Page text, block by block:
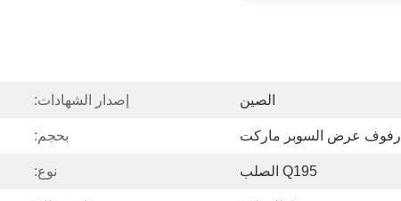
الصين إصدار الشهادات:
رفوف عرض السوبر ماركت بحجم:
Q195 الصلب نوع: